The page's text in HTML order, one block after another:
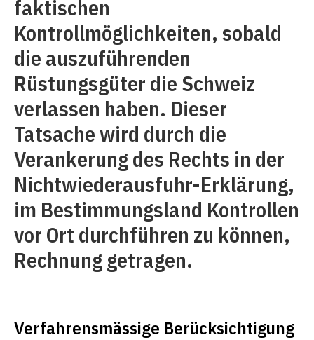
faktischen
Kontrollmöglichkeiten, sobald
die auszuführenden
Rüstungsgüter die Schweiz
verlassen haben. Dieser
Tatsache wird durch die
Verankerung des Rechts in der
Nichtwiederausfuhr-Erklärung,
im Bestimmungsland Kontrollen
vor Ort durchführen zu können,
Rechnung getragen.
Verfahrensmässige Berücksichtigung